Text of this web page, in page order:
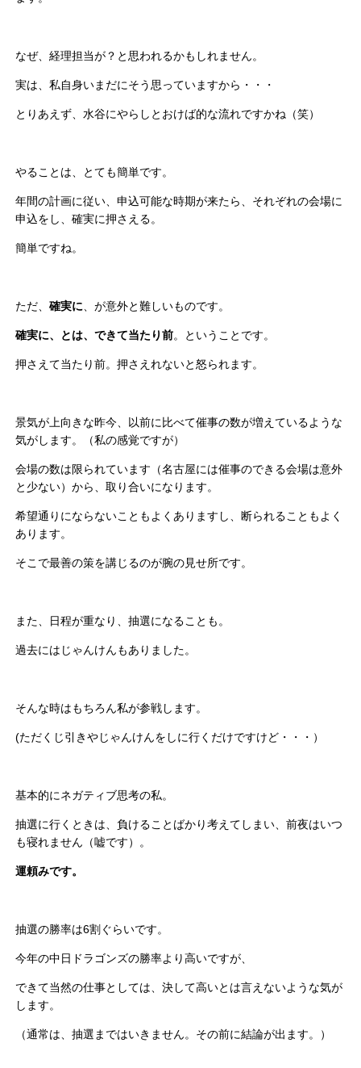
なぜ、経理担当が？と思われるかもしれません。
実は、私自身いまだにそう思っていますから・・・
とりあえず、水谷にやらしとおけば的な流れですかね（笑）
やることは、とても簡単です。
年間の計画に従い、申込可能な時期が来たら、それぞれの会場に
申込をし、確実に押さえる。
簡単ですね。
ただ、確実に、が意外と難しいものです。
確実に、とは、できて当たり前。ということです。
押さえて当たり前。押さえれないと怒られます。
景気が上向きな昨今、以前に比べて催事の数が増えているような
気がします。（私の感覚ですが）
会場の数は限られています（名古屋には催事のできる会場は意外
と少ない）から、取り合いになります。
希望通りにならないこともよくありますし、断られることもよく
あります。
そこで最善の策を講じるのが腕の見せ所です。
また、日程が重なり、抽選になることも。
過去にはじゃんけんもありました。
そんな時はもちろん私が参戦します。
(ただくじ引きやじゃんけんをしに行くだけですけど・・・）
基本的にネガティブ思考の私。
抽選に行くときは、負けることばかり考えてしまい、前夜はいつ
も寝れません（嘘です）。
運頼みです。
抽選の勝率は6割ぐらいです。
今年の中日ドラゴンズの勝率より高いですが、
できて当然の仕事としては、決して高いとは言えないような気が
します。
（通常は、抽選まではいきません。その前に結論が出ます。）